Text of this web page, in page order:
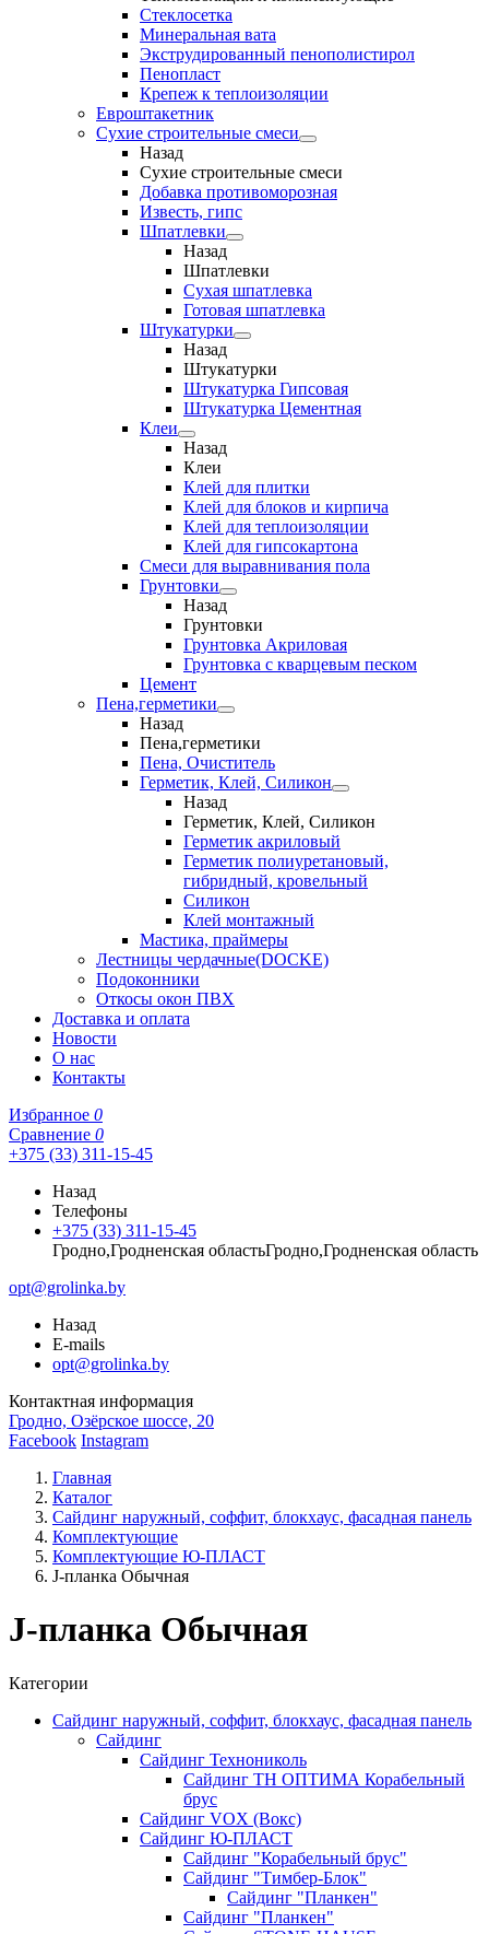
Стеклосетка
Минеральная вата
Экструдированный пенополистирол
Пенопласт
Крепеж к теплоизоляции
Евроштакетник
Сухие строительные смеси
Назад
Сухие строительные смеси
Добавка противоморозная
Известь, гипс
Шпатлевки
Назад
Шпатлевки
Сухая шпатлевка
Готовая шпатлевка
Штукатурки
Назад
Штукатурки
Штукатурка Гипсовая
Штукатурка Цементная
Клеи
Назад
Клеи
Клей для плитки
Клей для блоков и кирпича
Клей для теплоизоляции
Клей для гипсокартона
Смеси для выравнивания пола
Грунтовки
Назад
Грунтовки
Грунтовка Акриловая
Грунтовка с кварцевым песком
Цемент
Пена,герметики
Назад
Пена,герметики
Пена, Очиститель
Герметик, Клей, Силикон
Назад
Герметик, Клей, Силикон
Герметик акриловый
Герметик полиуретановый,
гибридный, кровельный
Силикон
Клей монтажный
Мастика, праймеры
Лестницы чердачные(DOCKE)
Подоконники
Откосы окон ПВХ
Доставка и оплата
Новости
О нас
Контакты
Избранное 0
Сравнение 0
+375 (33) 311-15-45
Назад
Телефоны
+375 (33) 311-15-45
Гродно,Гродненская областьГродно,Гродненская область
opt@grolinka.by
Назад
E-mails
opt@grolinka.by
Контактная информация
Гродно, Озёрское шоссе, 20
Facebook Instagram
Главная
Каталог
Сайдинг наружный, соффит, блокхаус, фасадная панель
Комплектующие
Комплектующие Ю-ПЛАСТ
J-планка Обычная
J-планка Обычная
Категории
Сайдинг наружный, соффит, блокхаус, фасадная панель
Сайдинг
Сайдинг Технониколь
Сайдинг ТН ОПТИМА Корабельный
брус
Сайдинг VOX (Вокс)
Сайдинг Ю-ПЛАСТ
Сайдинг "Корабельный брус"
Сайдинг "Тимбер-Блок"
Сайдинг "Планкен"
Сайдинг "Планкен"